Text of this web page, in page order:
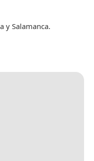
y Salamanca.